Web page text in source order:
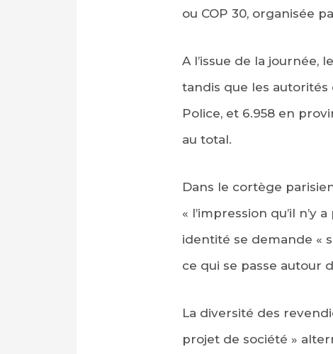
ou COP 30, organisée
A l’issue de la journée,
tandis que les
Police, et 6.958 en
au total.
Dans le cortège
« l’impression qu’il n’y
identité se demande «
ce qui se passe autour
La diversité des
projet de société »